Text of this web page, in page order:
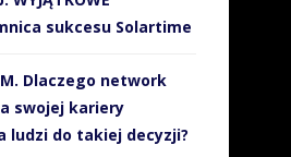
sukcesu Solartime
Dlaczego network
swojej kariery
ludzi do takiej decyzji?